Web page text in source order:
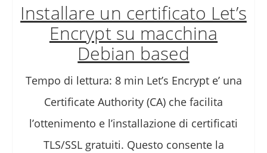
Installare un certificato Let’s
Encrypt su macchina
Debian based
Tempo di lettura: 8 min Let’s Encrypt e’ una
Certificate Authority (CA) che facilita
l’ottenimento e l’installazione di certificati
TLS/SSL gratuiti. Questo consente la